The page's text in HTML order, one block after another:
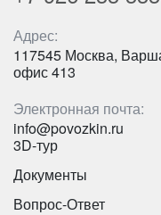
Higer
Адрес:
117545 Москва,
офис 413
Электронная почта:
info@povozkin.ru
3D-тур
Документы
Вопрос-Ответ